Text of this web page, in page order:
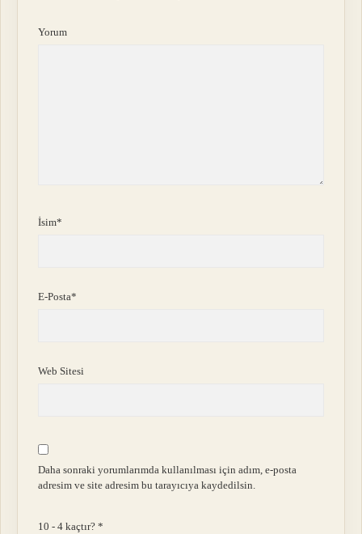
Yorum
İsim*
E-Posta*
Web Sitesi
Daha sonraki yorumlarımda kullanılması için adım, e-posta
adresim ve site adresim bu tarayıcıya kaydedilsin.
10 - 4 kaçtır?*